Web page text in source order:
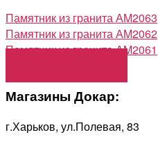
Памятник из гранита АM2063
Памятник из гранита АM2062
Памятник из гранита АM2061
Магазины Докар:
г.Харьков, ул.Полевая, 83